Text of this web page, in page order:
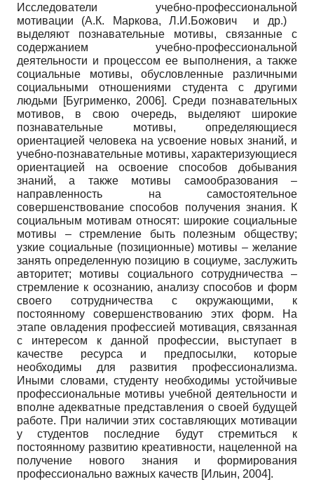
Исследователи учебно-профессиональной
мотивации (А.К. Маркова, Л.И.Божович и др.)
выделяют познавательные мотивы, связанные с
содержанием учебно-профессиональной
деятельности и процессом ее выполнения, а также
социальные мотивы, обусловленные различными
социальными отношениями студента с другими
людьми
[Бугрименко, 2006]. Среди познавательных
мотивов, в свою очередь, выделяют широкие
познавательные мотивы, определяющиеся
ориентацией человека на усвоение новых знаний, и
учебно-познавательные мотивы, характеризующиеся
ориентацией на освоение способов добывания
знаний, а также мотивы самообразования –
направленность на самостоятельное
совершенствование способов получения знания. К
социальным мотивам относят: широкие социальные
мотивы – стремление быть полезным обществу;
узкие социальные (позиционные) мотивы – желание
занять определенную позицию в социуме, заслужить
авторитет; мотивы социального сотрудничества –
стремление к осознанию, анализу способов и форм
своего сотрудничества с окружающими, к
постоянному совершенствованию этих форм. На
этапе овладения профессией мотивация, связанная
с интересом к данной профессии, выступает в
качестве ресурса и предпосылки, которые
необходимы для развития профессионализма.
Иными словами, студенту необходимы устойчивые
профессиональные мотивы учебной деятельности и
вполне адекватные представления о своей будущей
работе. При наличии этих составляющих мотивации
у студентов последние будут стремиться к
постоянному развитию­ креативности, нацеленной на
получение нового знания и формирования
профессионально важных качеств [Ильин, 2004].